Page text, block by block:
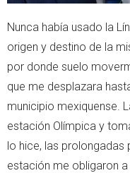
Nunca había usado la
origen y destino de la
por donde suelo
que me desplazara
municipio mexiquense.
estación Olímpica y
lo hice, las prolongadas
estación me obligaron